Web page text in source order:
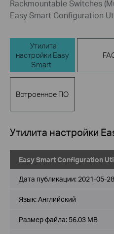
Rackmountable Switches
Easy Smart Configuration
Утилита
настройки Easy
Smart
Встроенное ПО
Утилита настройки
Easy Smart Configuration
Дата публикации: 2021-05-28
Язык:Английский
Размер файла: 56.03 MB